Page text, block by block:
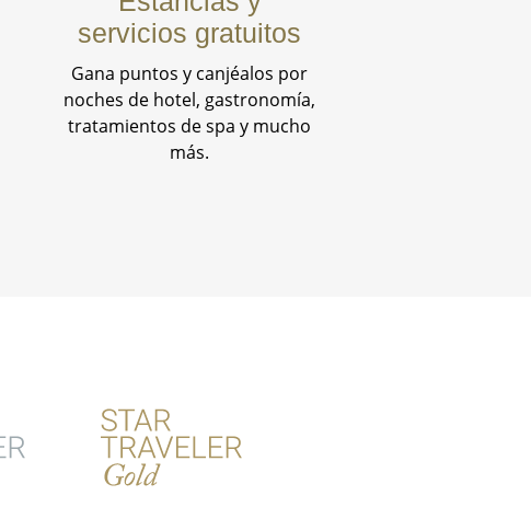
servicios gratuitos
Gana puntos y canjéalos por
noches de hotel, gastronomía,
tratamientos de spa y mucho
más.